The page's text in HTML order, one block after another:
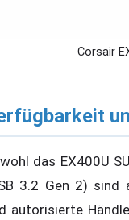
Corsair
das EX400U
3.2 Gen 2) sind
autorisierte